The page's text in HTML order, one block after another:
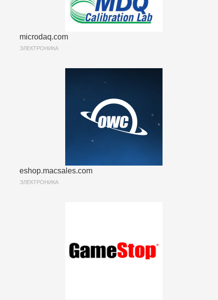
microdaq.com
ЭЛЕКТРОНИКА
eshop.macsales.com
ЭЛЕКТРОНИКА